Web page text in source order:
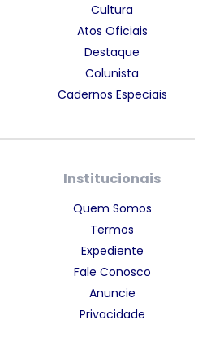
Cultura
Atos Oficiais
Destaque
Colunista
Cadernos Especiais
Institucionais
Quem Somos
Termos
Expediente
Fale Conosco
Anuncie
Privacidade